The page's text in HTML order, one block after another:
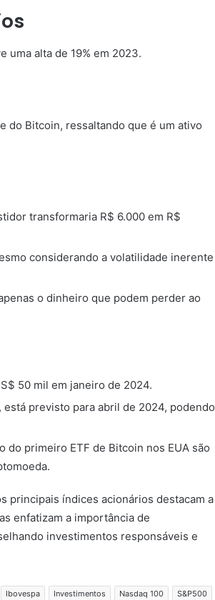
uma alta de 19% em 2023.
do Bitcoin, ressaltando que é um ativo
transformaria R$ 6.000 em R$
considerando a volatilidade inerente
o dinheiro que podem perder ao
50 mil em janeiro de 2024.
previsto para abril de 2024, podendo
primeiro ETF de Bitcoin nos EUA são
principais índices acionários destacam a
enfatizam a importância de
investimentos responsáveis e
Ibovespa Investimentos Nasdaq 100
S&P500